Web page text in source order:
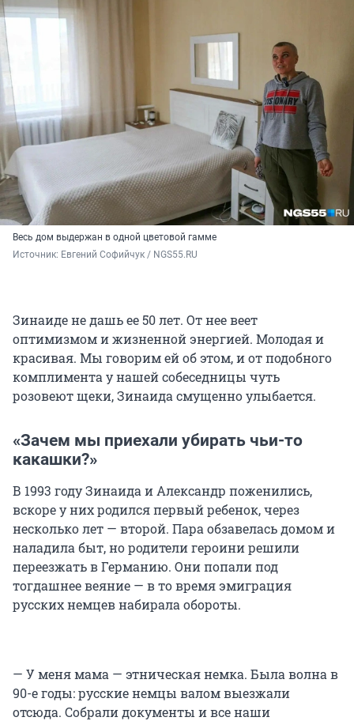
Весь дом выдержан в одной цветовой гамме
Источник: Евгений Софийчук / NGS55.RU
Зинаиде не дашь ее 50 лет. От нее веет
оптимизмом и жизненной энергией. Молодая и
красивая. Мы говорим ей об этом, и от подобного
комплимента у нашей собеседницы чуть
розовеют щеки, Зинаида смущенно улыбается.
«Зачем мы приехали убирать чьи-то
какашки?»
В 1993 году Зинаида и Александр поженились,
вскоре у них родился первый ребенок, через
несколько лет — второй. Пара обзавелась домом и
наладила быт, но родители героини решили
переезжать в Германию. Они попали под
тогдашнее веяние — в то время эмиграция
русских немцев набирала обороты.
— У меня мама — этническая немка. Была волна в
90-е годы: русские немцы валом выезжали
отсюда. Собрали документы и все наши